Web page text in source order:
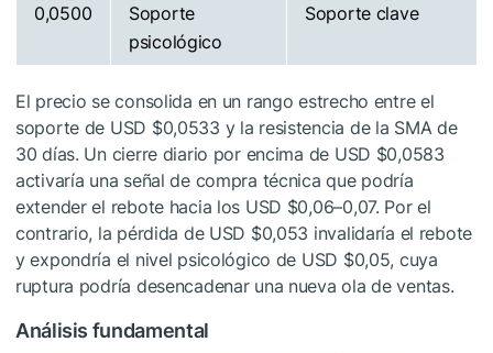
0,0500
Soporte
psicológico
Soporte clave
El precio se consolida en un rango estrecho entre el
soporte de USD $0,0533 y la resistencia de la SMA de
30 días. Un cierre diario por encima de USD $0,0583
activaría una señal de compra técnica que podría
extender el rebote hacia los USD $0,06–0,07. Por el
contrario, la pérdida de USD $0,053 invalidaría el rebote
y expondría el nivel psicológico de USD $0,05, cuya
ruptura podría desencadenar una nueva ola de ventas.
Análisis fundamental